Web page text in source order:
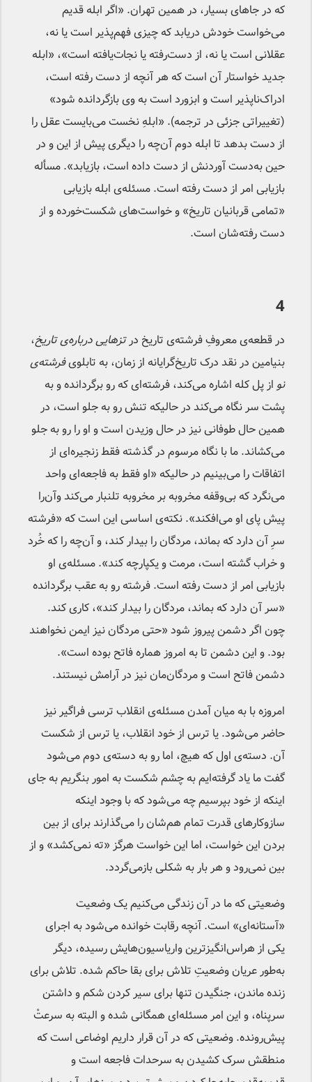
که در جاهای بسیار، در همین تهران. «اگر ابله قدیم
می‌خواست خودش دریابد که چیزی فهم‌پذیر است یا نه،
عقلانی است یا نه، از دست‌رفته یا نجات‌یافته است»، «ابله
جدید خواستار آن است که هر آنچه از دست رفته است،
ادراک‌ناپذیر است و ابزورد است به وی بازگردانده شود»
(تغییراتی جزئی در ترجمه). «ابلهِ نخست می‌بایست عقل را
از دست بدهد تا ابله دوم آن‌چه را دیگری پیش از این و در
حین به‌دست آوردنش از دست داده است، بازیابد». مسأله
بازیابی امر از دست رفته است. مسئله‌ی ابله بازیابی
«تمامی قربانیان تاریخ» و خواست‌های شکست‌خورده و از
دست رفته‌شان است.
4
در قطعه‌ی معروفِ فرشته‌ی تاریخ درتزهایی درباره‌ی تاریخ،
بنیامین در نقد درک تاریخ‌گرایانه از زمان، به تابلویفرشته‌ی
نو از پل کله اشاره می‌کند، فرشته‌ای که رو برگردانده و به
پشت سر نگاه می‌کند در حالیکه تنش رو به جلو است، در
همین حال طوفانی نیز در حال وزیدن است و او را رو به جلو
می‌کشاند. ما با نگاه مرسوم در گذشته فقط زنجیره‌ای از
اتفاقات را می‌بینیم در حالیکه «او فقط به فاجعه‌ای واحد
می‌نگرد که بی‌وقفه مخروبه بر مخروبه تلنبار می‌کند وآن‌را
پیش پای او می‌افکند». نکته‌ی اساسی این است که «فرشته
سرِ آن دارد که بماند، مردگان را بیدار کند، و آن‌چه را که خُرد
و خراب گشته است، مرمت و یکپارچه کند». مسئله‌ی او
بازیابی امر از دست رفته است. فرشته رو به عقب برگردانده
«سر آن دارد که بماند، مردگان را بیدار کند»، کاری کند.
چون اگر دشمن پیروز شود «حتی مردگان نیز ایمن نخواهند
بود. و این دشمن تا به امروز هماره فاتح بوده است».
دشمن فاتح است و مردگان‌مان نیز در آرامش نیستند.
امروزه با به میان آمدن مسئله‌ی انقلاب ترسی فراگیر نیز
حاضر می‌شود. یا ترس از خود انقلاب، یا ترس از شکست
آن. دسته‌ی اول که هیچ، اما رو به دسته‌ی دوم می‌شود
گفت ما یاد گرفته‌ایم به چشم شکست به امور بنگریم به جای
اینکه از خود بپرسیم چه می‌شود که با وجود اینکه
سازوکارهای قدرت تمام هم‌شان را می‌گذارند برای از بین
بردن این خواست، اما این خواست هرگز «ته نمی‌کشد» و از
بین نمی‌رود و هر بار به شکلی بازمی‌گردد.
وضعیتی که ما در آن زندگی می‌کنیم یک وضعیت
«آستانه‌ای» است. آنچه رقابت خوانده می‌شود به اجرای
یکی از هراس‌انگیزترین واریاسیون‌هایش رسیده، دیگر
به‌طور عریان وضعیتِ تلاش برای بقا حاکم شده. تلاش برای
زنده ماندن، جنگیدن تنها برای سیر کردن شکم و داشتن
سرپناه، و این امر مسئله‌ای همگانی شده و البته به سرعتْ
پیش‌رونده. وضعیتی که در آن قرار داریم اوضاعی است که
منطقش سرک کشیدن به سرحدات فاجعه است و